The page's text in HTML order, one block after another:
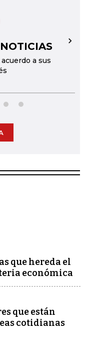
a sus
→
que hereda el
económica
que están
cotidianas